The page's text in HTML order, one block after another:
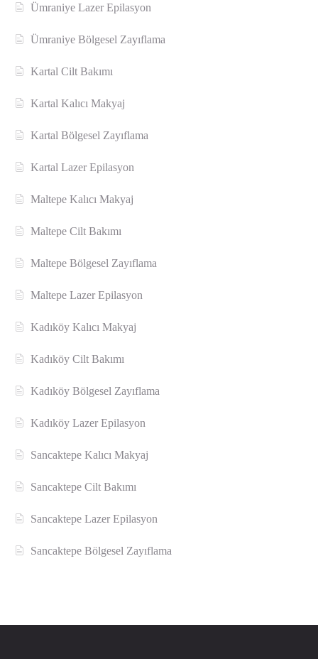
Ümraniye Lazer Epilasyon
Ümraniye Bölgesel Zayıflama
Kartal Cilt Bakımı
Kartal Kalıcı Makyaj
Kartal Bölgesel Zayıflama
Kartal Lazer Epilasyon
Maltepe Kalıcı Makyaj
Maltepe Cilt Bakımı
Maltepe Bölgesel Zayıflama
Maltepe Lazer Epilasyon
Kadıköy Kalıcı Makyaj
Kadıköy Cilt Bakımı
Kadıköy Bölgesel Zayıflama
Kadıköy Lazer Epilasyon
Sancaktepe Kalıcı Makyaj
Sancaktepe Cilt Bakımı
Sancaktepe Lazer Epilasyon
Sancaktepe Bölgesel Zayıflama